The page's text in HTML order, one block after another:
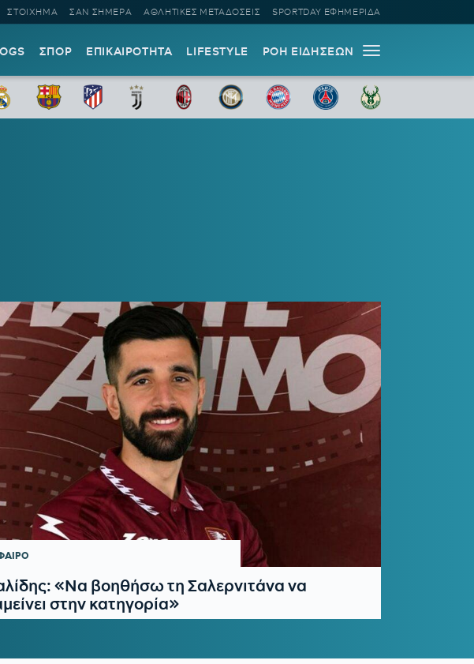
ΣΤΟΙΧΗΜΑ ΣΑΝ ΣΗΜΕΡΑ ΑΘΛΗΤΙΚΕΣ ΜΕΤΑΔΟΣΕΙΣ SPORTDAY ΕΦΗΜΕΡΙΔΑ
ΣΠΟΡ ΕΠΙΚΑΙΡΟΤΗΤΑ LIFESTYLE ΡΟΗ ΕΙΔΗΣΕΩΝ
«Να βοηθήσω τη Σαλερνιτάνα να
στην κατηγορία»